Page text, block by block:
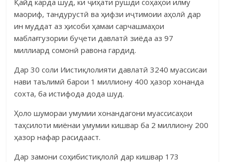
маориф, тандурустӣ ва ҳифзи иҷтимоии аҳолӣ дар
ин муддат аз ҳисоби ҳамаи сарчашмаҳои
маблағгузории буҷети давлатӣ зиёда аз 97
миллиард сомонӣ равона гардид.
Дар 30 соли Иистиқлолияти давлатӣ 3240 муассисаи
нави таълимӣ барои 1 миллиону 400 ҳазор хонанда
сохта, ба истифода дода шуд.
Ҳоло шумораи умумии хонандагони муассисаҳои
таҳсилоти миёнаи умумии кишвар ба 2 миллиону 200
ҳазор нафар расидааст.
Дар замони соҳибистиқлолӣ дар кишвар 173